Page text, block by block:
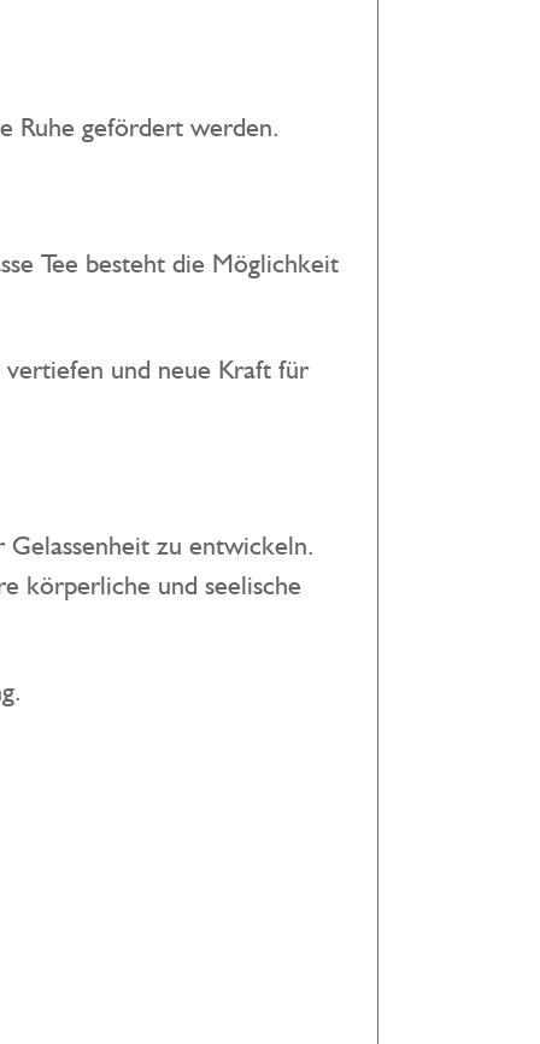
Ruhe gefördert werden.
Tee besteht die Möglichkeit
und neue Kraft für
Gelassenheit zu entwickeln.
körperliche und seelische